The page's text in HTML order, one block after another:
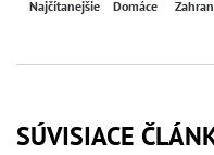
Najčítanejšie Domáce
SÚVISIACE